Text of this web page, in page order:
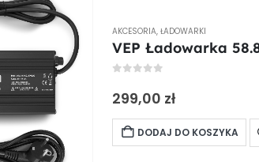
AKCESORIA, ŁADOWARKI
VEP Ładowarka
299,00 zł
DODAJ DO KOSZYKA